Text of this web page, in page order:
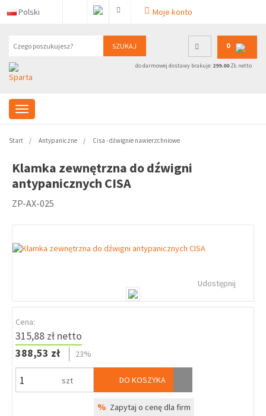
Polski Moje konto
SZUKAJ 0
do darmowej dostawy brakuje: 299.00ZŁ netto
Start Antypaniczne Cisa - dźwignie nawierzchniowe
Klamka zewnętrzna do dźwigni
antypanicznych CISA
ZP-AX-025
Udostępnij
Cena:
315,88 zł netto
388,53 zł
23%
szt DO KOSZYKA
% Zapytaj o cenę dla firm